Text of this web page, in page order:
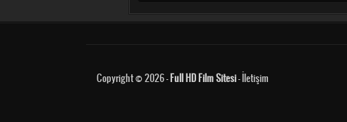
Copyright © 2026 -Full HD Film Sitesi-İletişim